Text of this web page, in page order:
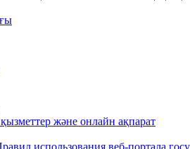
және онлайн ақпарат
использования веб-портала